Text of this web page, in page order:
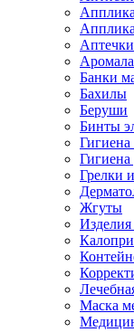
Аптечки
Банки
Бахилы
Беруши
Бинты
Гигиена
Грелки
Жгуты
Маска